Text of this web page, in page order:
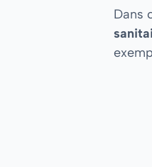
Dans